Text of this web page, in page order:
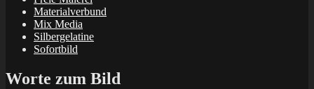
Materialverbund
Mix Media
Silbergelatine
Sofortbild
Worte zum Bild